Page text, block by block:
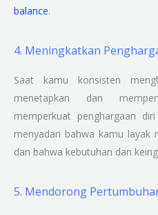
balance.
4. Meningkatkan
Saat kamu konsisten
menetapkan dan
memperkuat penghargaan
menyadari bahwa kamu layak
dan bahwa kebutuhan dan
5. Mendorong